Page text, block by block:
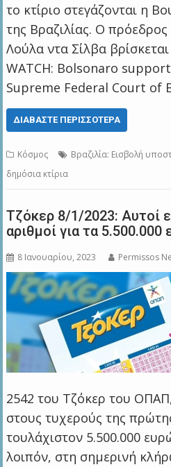
το κτίριο στεγάζονται η
της Βραζιλίας. Ο πρόεδρος
Λούλα ντα Σίλβα
WATCH: Bolsonaro
Supreme Federal Court of
ΔΙΑΒΆΣΤΕ ΠΕΡΙΣΣΌΤΕΡΑ
Κόσμος
Βραζιλία: Εισβολή
δημόσια κτίρια
Τζόκερ 8/1/2023: Αυτοί
αριθμοί για τα 5.500.000
8 Ιανουαρίου, 2023 Permissos
2542 του Τζόκερ του
στους τυχερούς της
τουλάχιστον 5.500.000
λοιπόν, στη σημερινή